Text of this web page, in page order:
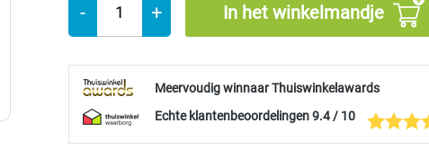
- + In het winkelmandje
Meervoudig winnaar Thuiswinkelawards
Echte klantenbeoordelingen 9.4 / 10